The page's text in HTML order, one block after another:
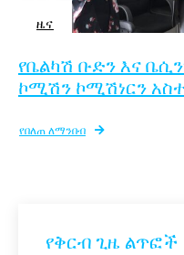
ዜና
የቤልካሽ ቡድን እና
ኮሚሽን ኮሚሽነርን
የበለጠ ለማንበብ
የቅርብ ጊዜ ልጥፎች